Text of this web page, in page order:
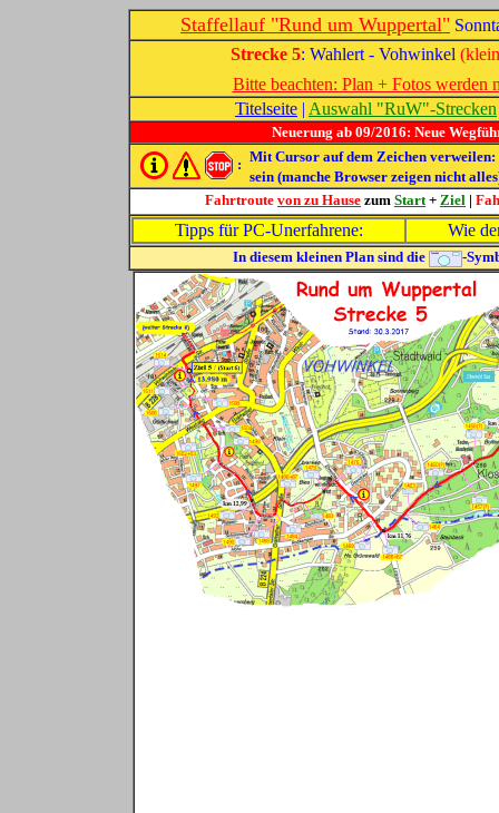
Staffellauf "Rund um Wuppertal"
Strecke 5: Wahlert - Vohwinkel
Bitte beachten: Plan + Fotos werden
Titelseite | Auswahl "RuW"-Strecken
Neuerung ab 09/2016: Neue
: Mit Cursor auf dem Zeichen verweilen:
sein (manche Browser zeigen nicht
Fahrtroute von zu Hause zum Start + Ziel |
Tipps für PC-Unerfahrene: Wie
In diesem kleinen Plan sind die -